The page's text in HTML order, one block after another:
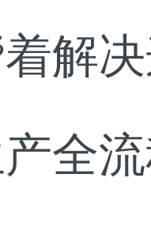
解
全